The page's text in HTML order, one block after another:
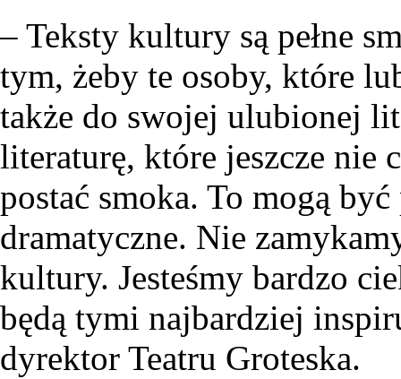
– Teksty kultury są pełne
tym, żeby te osoby, które
także do swojej ulubionej
literaturę, które jeszcze nie
postać smoka. To mogą
dramatyczne. Nie
kultury. Jesteśmy bardzo
będą tymi najbardziej
dyrektor Teatru Groteska.